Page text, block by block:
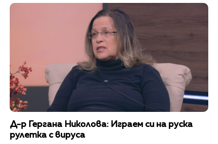
Д-р Гергана Николова: Играем си на руска
рулетка с вируса